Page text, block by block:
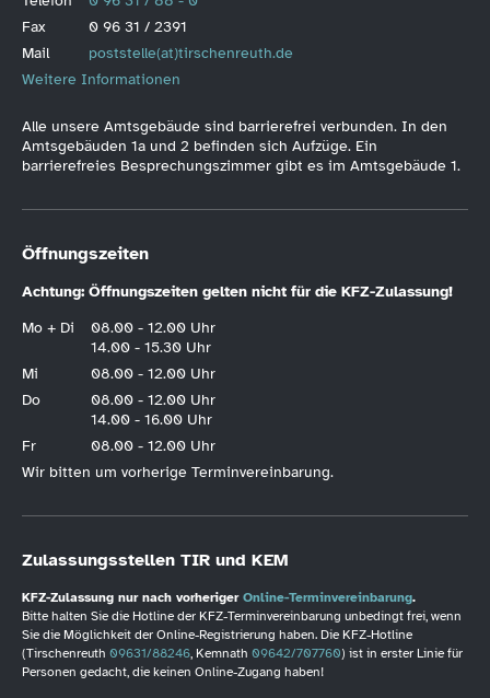
Fax
0 96 31 / 2391
Mail
poststelle(at)tirschenreuth.de
Weitere Informationen
Alle unsere Amtsgebäude sind barrierefrei verbunden. In den
Amtsgebäuden 1a und 2 befinden sich Aufzüge. Ein
barrierefreies Besprechungszimmer gibt es im Amtsgebäude 1.
Öffnungszeiten
Achtung: Öffnungszeiten gelten nicht für die KFZ-Zulassung!
Mo + Di
08.00 - 12.00 Uhr
14.00 - 15.30 Uhr
Mi
08.00 - 12.00 Uhr
Do
08.00 - 12.00 Uhr
14.00 - 16.00 Uhr
Fr
08.00 - 12.00 Uhr
Wir bitten um vorherige Terminvereinbarung.
Zulassungsstellen TIR und KEM
KFZ-Zulassung nur nach vorheriger Online-Terminvereinbarung.
Bitte halten Sie die Hotline der KFZ-Terminvereinbarung unbedingt frei, wenn
Sie die Möglichkeit der Online-Registrierung haben. Die KFZ-Hotline
(Tirschenreuth 09631/88246, Kemnath 09642/707760) ist in erster Linie für
Personen gedacht, die keinen Online-Zugang haben!